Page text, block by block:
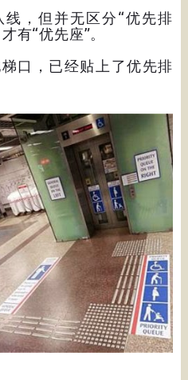
，但并无区分“优先排
有“优先座”。
口，已经贴上了优先排